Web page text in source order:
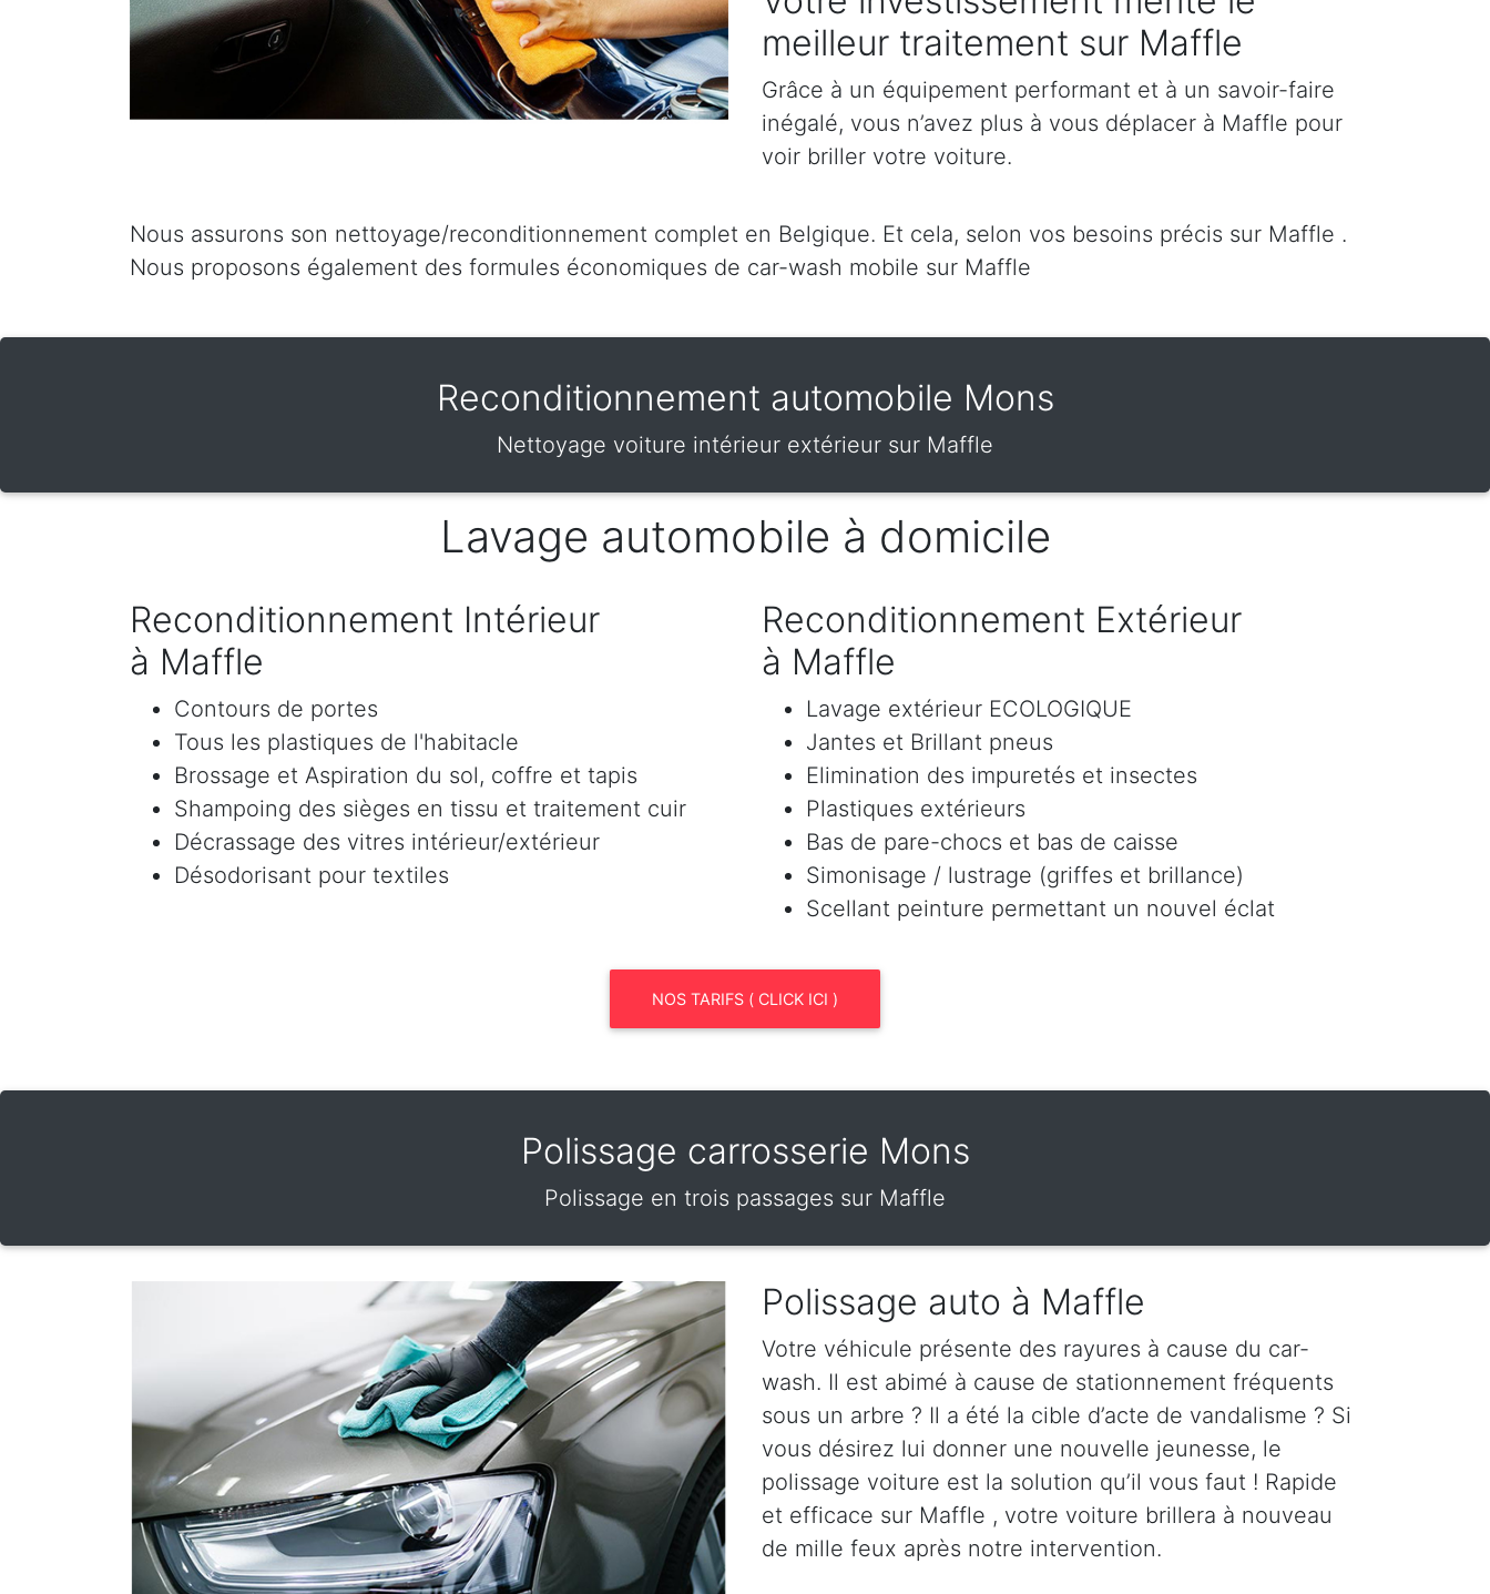
meilleur traitement sur Maffle
Grâce à un équipement performant et à un savoir-faire
inégalé, vous n’avez plus à vous déplacer à Maffle pour
voir briller votre voiture.
Nous assurons son nettoyage/reconditionnement complet en Belgique. Et cela, selon vos besoins précis sur Maffle .
Nous proposons également des formules économiques de car-wash mobile sur Maffle
Reconditionnement automobile Mons
Nettoyage voiture intérieur extérieur sur Maffle
Lavage automobile à domicile
Reconditionnement Intérieur
à Maffle
Contours de portes
Tous les plastiques de l'habitacle
Brossage et Aspiration du sol, coffre et tapis
Shampoing des sièges en tissu et traitement cuir
Décrassage des vitres intérieur/extérieur
Désodorisant pour textiles
Reconditionnement Extérieur
à Maffle
Lavage extérieur ECOLOGIQUE
Jantes et Brillant pneus
Elimination des impuretés et insectes
Plastiques extérieurs
Bas de pare-chocs et bas de caisse
Simonisage / lustrage (griffes et brillance)
Scellant peinture permettant un nouvel éclat
NOS TARIFS ( CLICK ICI )
Polissage carrosserie Mons
Polissage en trois passages sur Maffle
Polissage auto à Maffle
Votre véhicule présente des rayures à cause du car-
wash. Il est abimé à cause de stationnement fréquents
sous un arbre ? Il a été la cible d’acte de vandalisme ? Si
vous désirez lui donner une nouvelle jeunesse, le
polissage voiture est la solution qu’il vous faut ! Rapide
et efficace sur Maffle , votre voiture brillera à nouveau
de mille feux après notre intervention.